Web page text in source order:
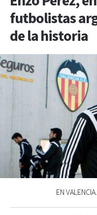
futbolistas
de la historia
EN